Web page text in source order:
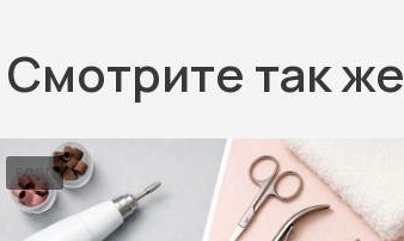
Смотрите так же
БЛОГ